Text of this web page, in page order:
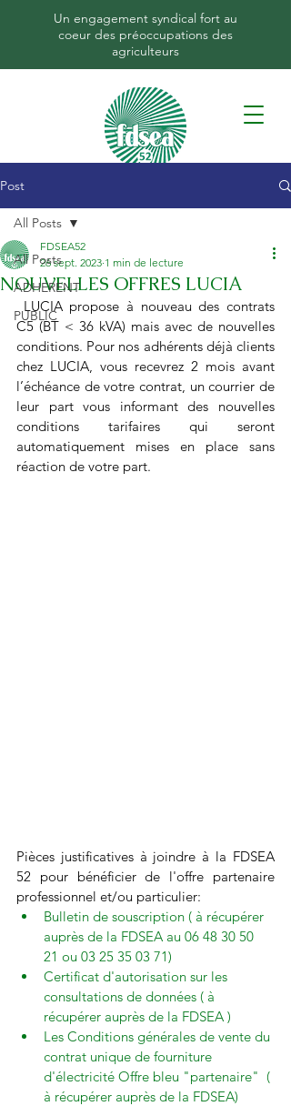
Un engagement syndical fort au
coeur des préoccupations des
agriculteurs
Post
All Posts
ADHERENT
PUBLIC
All Posts
NOUVELLES OFFRES LUCIA
FDSEA52
26 sept. 2023 1 min de lecture
C5 (BT < 36 kVA) mais avec de nouvelles
conditions. Pour nos adhérents déjà clients
chez LUCIA, vous recevrez 2 mois avant
l’échéance de votre contrat, un courrier de
leur part vous informant des nouvelles
conditions tarifaires qui seront
automatiquement mises en place sans
réaction de votre part.
Pièces justificatives à joindre à la FDSEA
52 pour bénéficier de l'offre partenaire
professionnel et/ou particulier:
Bulletin de souscription ( à récupérer
auprès de la FDSEA au 06 48 30 50
21 ou 03 25 35 03 71)
Certificat d'autorisation sur les
consultations de données ( à
récupérer auprès de la FDSEA )
Les Conditions générales de vente du
contrat unique de fourniture
d'électricité Offre bleu "partenaire"  (
à récupérer auprès de la FDSEA)